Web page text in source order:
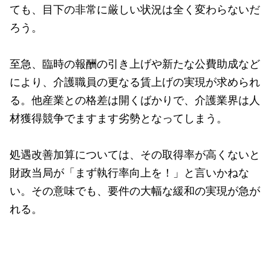
ても、目下の非常に厳しい状況は全く変わらないだ
ろう。
至急、臨時の報酬の引き上げや新たな公費助成など
により、介護職員の更なる賃上げの実現が求められ
る。他産業との格差は開くばかりで、介護業界は人
材獲得競争でますます劣勢となってしまう。
処遇改善加算については、その取得率が高くないと
財政当局が「まず執行率向上を！」と言いかねな
い。その意味でも、要件の大幅な緩和の実現が急が
れる。